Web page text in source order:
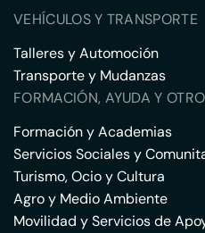
VEHÍCULOS Y TRANSPORTE
Talleres y Automoción
Transporte y Mudanzas
FORMACIÓN, AYUDA Y
Formación y Academias
Servicios Sociales y
Turismo, Ocio y Cultura
Agro y Medio Ambiente
Movilidad y Servicios de